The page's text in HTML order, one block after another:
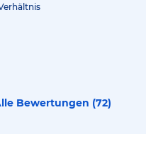
Bewertungen (72)